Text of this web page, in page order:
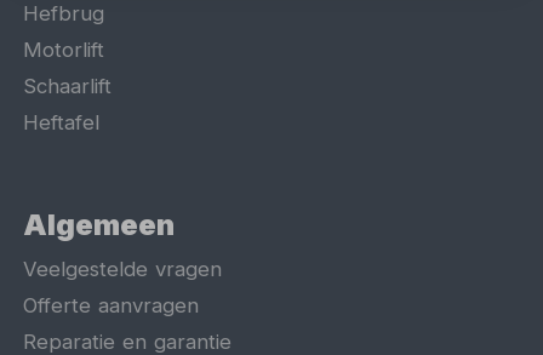
Hefbrug
Motorlift
Schaarlift
Heftafel
Algemeen
Veelgestelde vragen
Offerte aanvragen
Reparatie en garantie